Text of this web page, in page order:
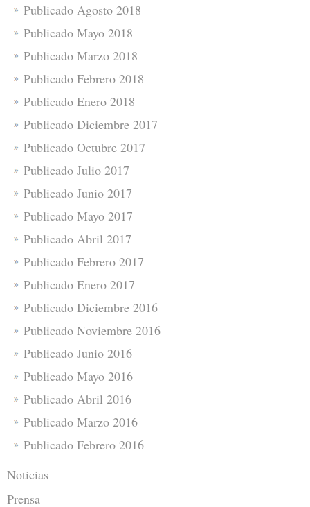
Publicado Agosto 2018
Publicado Mayo 2018
Publicado Marzo 2018
Publicado Febrero 2018
Publicado Enero 2018
Publicado Diciembre 2017
Publicado Octubre 2017
Publicado Julio 2017
Publicado Junio 2017
Publicado Mayo 2017
Publicado Abril 2017
Publicado Febrero 2017
Publicado Enero 2017
Publicado Diciembre 2016
Publicado Noviembre 2016
Publicado Junio 2016
Publicado Mayo 2016
Publicado Abril 2016
Publicado Marzo 2016
Publicado Febrero 2016
Noticias
Prensa